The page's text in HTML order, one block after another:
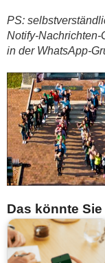
PS:
Notify-Nachrichten-
in der WhatsApp-
Das könnte